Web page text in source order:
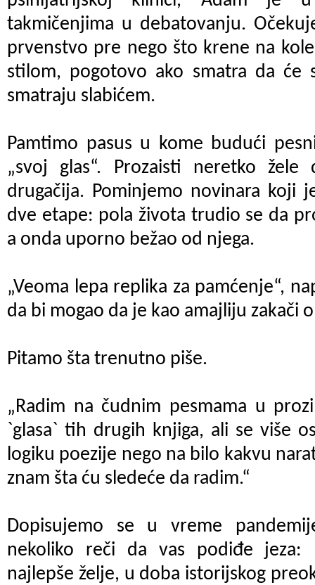
takmičenjima u debatovanju.
prvenstvo pre nego što krene na
stilom, pogotovo ako smatra da će
smatraju slabićem.
Pamtimo pasus u kome budući
„svoj glas“. Prozaisti neretko
drugačija. Pominjemo novinara koji
dve etape: pola života trudio se da
a onda uporno bežao od njega.
„Veoma lepa replika za pamćenje“,
da bi mogao da je kao amajliju zakači
Pitamo šta trenutno piše.
„Radim na čudnim pesmama u
`glasa` tih drugih knjiga, ali se više
logiku poezije nego na bilo kakvu
znam šta ću sledeće da radim.“
Dopisujemo se u vreme
nekoliko reči da vas podiđe jeza:
najlepše želje, u doba istorijskog